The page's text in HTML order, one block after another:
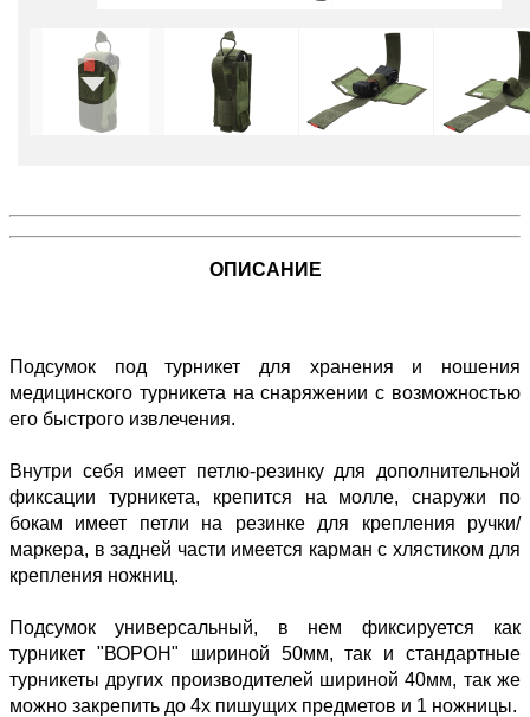
ОПИСАНИЕ
Подсумок под турникет для хранения и ношения
медицинского турникета на снаряжении с возможностью
его быстрого извлечения.
Внутри себя имеет петлю-резинку для дополнительной
фиксации турникета, крепится на молле, снаружи по
бокам имеет петли на резинке для крепления ручки/
маркера, в задней части имеется карман с хлястиком для
крепления ножниц.
Подсумок универсальный, в нем фиксируется как
турникет "ВОРОН" шириной 50мм, так и стандартные
турникеты других производителей шириной 40мм, так же
можно закрепить до 4х пишущих предметов и 1 ножницы.